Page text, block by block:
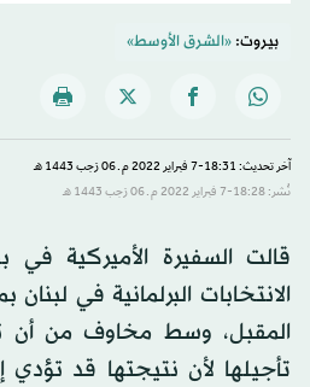
بيروت:«الشرق الأوسط»
آخر تحديث: 18:31-7 فبراير 2022 م ـ 06 رَجب 1443 هـ
نُشر: 18:28-7 فبراير 2022 م ـ 06 رَجب 1443 هـ
قالت السفيرة الأميركية في
الانتخابات البرلمانية في
المقبل، وسط مخاوف من أن
تأجيلها لأن نتيجتها قد تؤدي